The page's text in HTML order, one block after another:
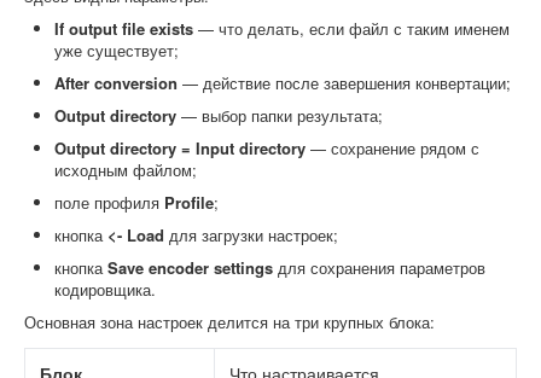
If output file exists — что делать, если файл с таким именем
уже существует;
After conversion — действие после завершения конвертации;
Output directory — выбор папки результата;
Output directory = Input directory — сохранение рядом с
исходным файлом;
поле профиля Profile;
кнопка <- Load для загрузки настроек;
кнопкаSave encoder settings для сохранения параметров
кодировщика.
Основная зона настроек делится на три крупных блока: